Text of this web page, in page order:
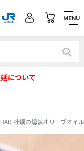
MENU
について
牡蠣の燻製オリーブオイ